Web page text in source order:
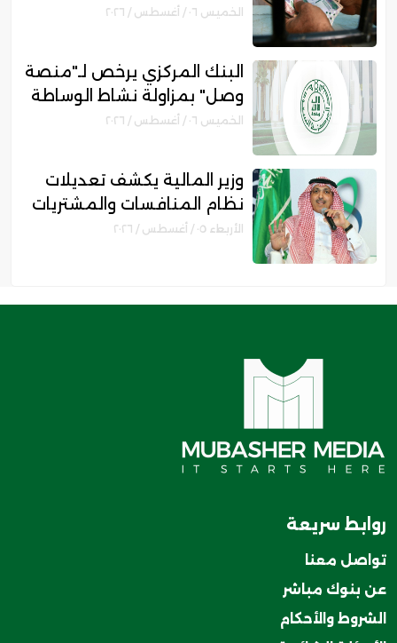
مكانتها بمجال التمويل
الخميس ٠٦ / أغسطس / ٢٠٢٦
البنك المركزي يرخص لـ"منصة
وصل" بمزاولة نشاط الوساطة
الرقمية لجهات التمويل
الخميس ٠٦ / أغسطس / ٢٠٢٦
وزير المالية يكشف تعديلات
نظام المنافسات والمشتريات
الحكومية الجديد
الأربعاء ٠٥ / أغسطس / ٢٠٢٦
روابط سريعة
تواصل معنا
عن بنوك مباشر
الشروط والأحكام